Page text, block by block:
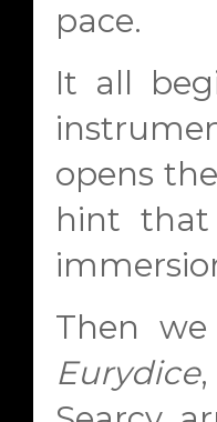
pace.
It all
opens
hint that
Then
Eurydice